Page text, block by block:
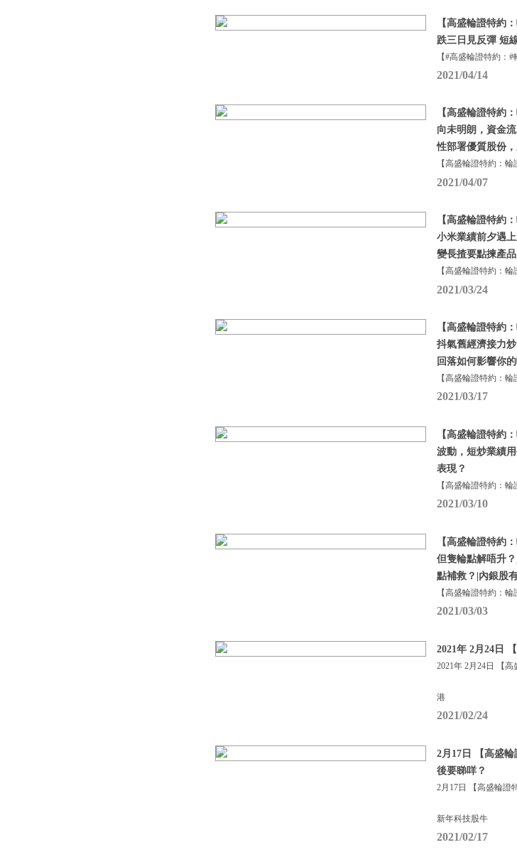
【高盛輪證特約
跌三日見反彈 短
【#高盛輪證特約：
2021/04/14
【高盛輪證特約
向未明朗，資金
性部署優質股份
【高盛輪證特約：
2021/04/07
【高盛輪證特約
小米業績前夕遇
變長揸要點揀產
【高盛輪證特約：
2021/03/24
【高盛輪證特約
抖氣舊經濟接力
回落如何影響你的
【高盛輪證特約：
2021/03/17
【高盛輪證特約
波動，短炒業績
表現？
【高盛輪證特約：
2021/03/10
【高盛輪證特約
但隻輪點解唔升
點補救？|內銀股
【高盛輪證特約：
2021/03/03
2021年 2月24日
2021年 2月24日 【高
港
2021/02/24
2月17日 【高盛
後要睇咩？
2月17日 【高盛輪證
新年科技股牛
2021/02/17